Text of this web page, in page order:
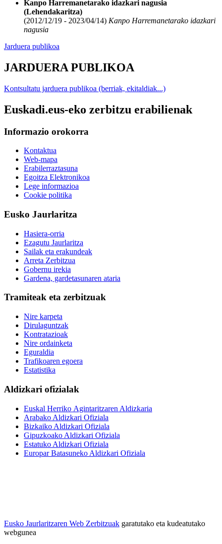
Kanpo Harremanetarako idazkari nagusia
(Lehendakaritza)
(2012/12/19 - 2023/04/14) Kanpo Harremanetarako idazkari
nagusia
Jarduera publikoa
JARDUERA PUBLIKOA
Kontsultatu jarduera publikoa (berriak, ekitaldiak...)
Euskadi.eus-eko zerbitzu erabilienak
Informazio orokorra
Kontaktua
Web-mapa
Erabilerraztasuna
Egoitza Elektronikoa
Lege informazioa
Cookie politika
Eusko Jaurlaritza
Hasiera-orria
Ezagutu Jaurlaritza
Sailak eta erakundeak
Arreta Zerbitzua
Gobernu irekia
Gardena, gardetasunaren ataria
Tramiteak eta zerbitzuak
Nire karpeta
Dirulaguntzak
Kontratazioak
Nire ordainketa
Eguraldia
Trafikoaren egoera
Estatistika
Aldizkari ofizialak
Euskal Herriko Agintaritzaren Aldizkaria
Arabako Aldizkari Ofiziala
Bizkaiko Aldizkari Ofiziala
Gipuzkoako Aldizkari Ofiziala
Estatuko Aldizkari Ofiziala
Europar Batasuneko Aldizkari Ofiziala
Eusko Jaurlaritzaren Web Zerbitzuak garatutako eta kudeatutako
webgunea